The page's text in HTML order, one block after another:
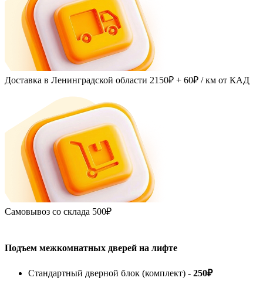
Доставка в Ленинградской области 2150₽ + 60₽ / км от КАД
Самовывоз со склада 500₽
Подъем межкомнатных дверей на лифте
Стандартный дверной блок (комплект) - 250₽